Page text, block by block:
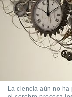
La ciencia aún no